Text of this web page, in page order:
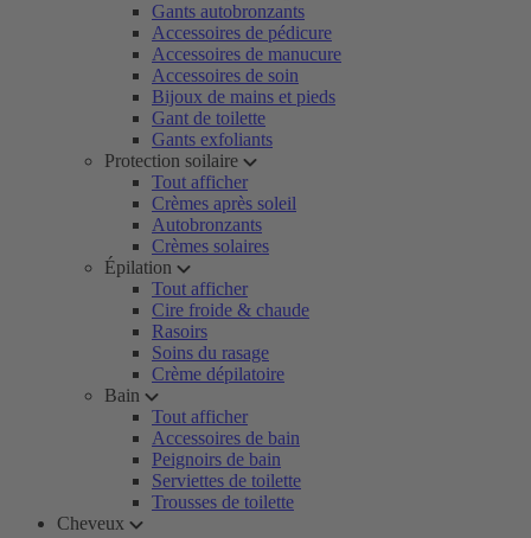
Gants autobronzants
Accessoires de pédicure
Accessoires de manucure
Accessoires de soin
Bijoux de mains et pieds
Gant de toilette
Gants exfoliants
Protection soilaire
Tout afficher
Crèmes après soleil
Autobronzants
Crèmes solaires
Épilation
Tout afficher
Cire froide & chaude
Rasoirs
Soins du rasage
Crème dépilatoire
Bain
Tout afficher
Accessoires de bain
Peignoirs de bain
Serviettes de toilette
Trousses de toilette
Cheveux